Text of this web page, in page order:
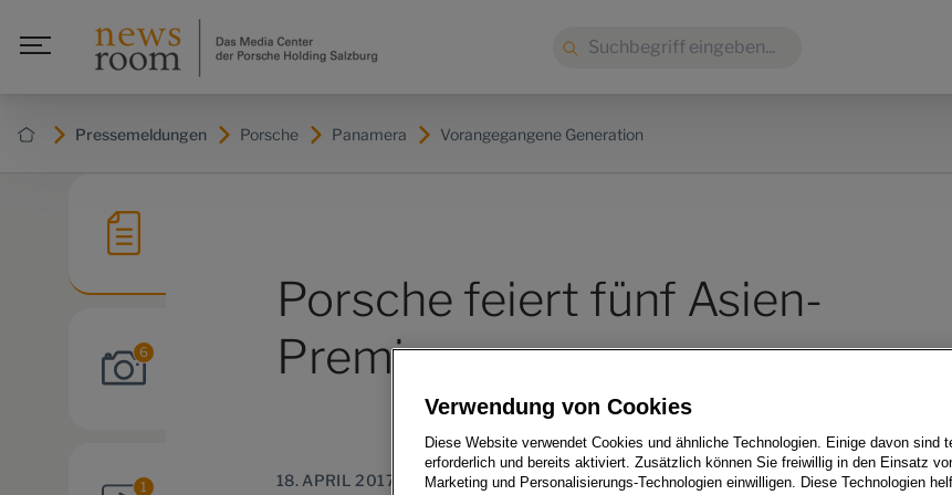
Pressemeldungen Porsche Panamera Vorangegangene Generation
Suche:
6
1
Porsche feiert fünf Asien-
Premieren
18. APRIL 2017
Verwendung von Cookies
Diese Website verwendet Cookies und ähnliche Technologien. Einige davon sind
erforderlich und bereits aktiviert. Zusätzlich können Sie freiwillig in den Einsatz
Marketing und Personalisierungs-Technologien einwilligen. Diese Technologien